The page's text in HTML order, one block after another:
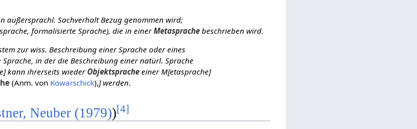
außersprachl. Sachverhalt Bezug genommen wird;
formalisierte Sprache), die in einerMetasprache beschrieben wird.
zur wiss. Beschreibung einer Sprache oder eines
in der die Beschreibung einer natürl. Sprache
kann ihrerseits wiederObjektsprache einer M[etasprache]
(Anm. von Kowarschick),] werden.
Neuber (1979))[4]